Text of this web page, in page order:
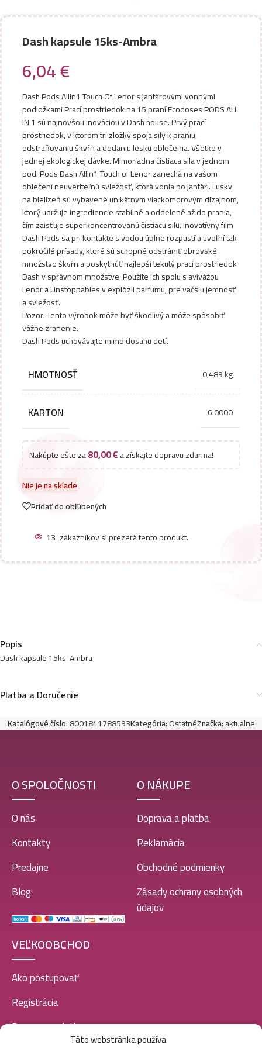
Táto webstránka používa
Dash kapsule 15ks-Ambra
6,04€
Dash Pods Allin1 Touch Of Lenor s jantárovými vonnými
podložkami Prací prostriedok na 15 praní Ecodoses PODS ALL
IN 1 sú najnovšou inováciou v Dash house. Prvý prací
prostriedok, v ktorom tri zložky spoja sily k praniu,
odstraňovaniu škvŕn a dodaniu lesku oblečenia. Všetko v
jednej ekologickej dávke. Mimoriadna čistiaca sila v jednom
pod. Pods Dash Allin1 Touch of Lenor zanechá na vašom
oblečení neuveriteľnú sviežosť, ktorá vonia po jantári. Lusky
na bielizeň sú vybavené unikátnym viackomorovým dizajnom,
ktorý udržuje ingrediencie stabilné a oddelené až do prania,
čím zaisťuje superkoncentrovanú čistiacu silu. Inovatívny film
Dash Pods sa pri kontakte s vodou úplne rozpustí a uvoľní tak
pokročilé prísady, ktoré sú schopné odstrániť obrovské
množstvo škvŕn a poskytnúť najlepší tekutý prací prostriedok
Dash v správnom množstve. Použite ich spolu s avivážou
Lenor a Unstoppables v explózii parfumu, pre väčšiu jemnosť
a sviežosť.
Pozor. Tento výrobok môže byť škodlivý a môže spôsobiť
vážne zranenie.
Dash Pods uchovávajte mimo dosahu detí.
HMOTNOSŤ 0,489 kg
KARTON 6.0000
Nakúpte ešte za80,00€a získajte dopravu zdarma!
Nie je na sklade
Pridať do obľúbených
13 zákazníkov si prezerá tento produkt.
Popis
Dash kapsule 15ks-Ambra
Platba a Doručenie
Katalógové číslo:8001841788593Kategória:OstatnéZnačka:aktualne
O SPOLOČNOSTI
O nás
Kontakty
Predajne
Blog
O NÁKUPE
Doprava a platba
Reklamácia
Obchodné podmienky
Zásady ochrany osobných
údajov
VEĽKOOBCHOD
Ako postupovať
Registrácia
Doprava a platba